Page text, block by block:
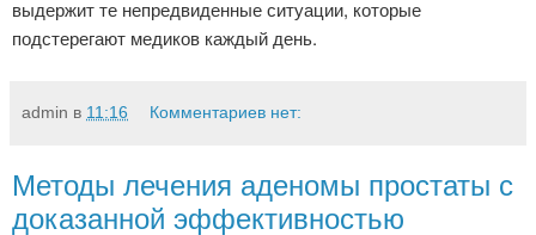
выдержит те непредвиденные ситуации, которые
подстерегают медиков каждый день.
admin в 11:16 Комментариев нет:
Методы лечения аденомы простаты с
доказанной эффективностью